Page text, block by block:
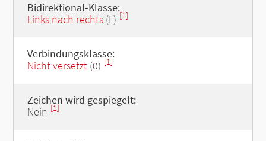
Bidirektional-Klasse:
Links nach rechts(L) [1]
Verbindungsklasse:
Nicht versetzt(0) [1]
Zeichen wird gespiegelt:
Nein [1]